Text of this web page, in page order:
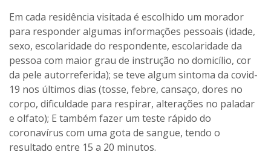
Em cada residência visitada é escolhido um morador
para responder algumas informações pessoais (idade,
sexo, escolaridade do respondente, escolaridade da
pessoa com maior grau de instrução no domicílio, cor
da pele autorreferida); se teve algum sintoma da covid-
19 nos últimos dias (tosse, febre, cansaço, dores no
corpo, dificuldade para respirar, alterações no paladar
e olfato); E também fazer um teste rápido do
coronavírus com uma gota de sangue, tendo o
resultado entre 15 a 20 minutos.